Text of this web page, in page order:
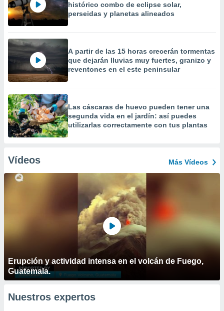
histórico combo de eclipse solar,
perseidas y planetas alineados
A partir de las 15 horas crecerán tormentas
que dejarán lluvias muy fuertes, granizo y
reventones en el este peninsular
Las cáscaras de huevo pueden tener una
segunda vida en el jardín: así puedes
utilizarlas correctamente con tus plantas
Vídeos Más Vídeos
Erupción y actividad intensa en el volcán de Fuego,
Guatemala.
Nuestros expertos